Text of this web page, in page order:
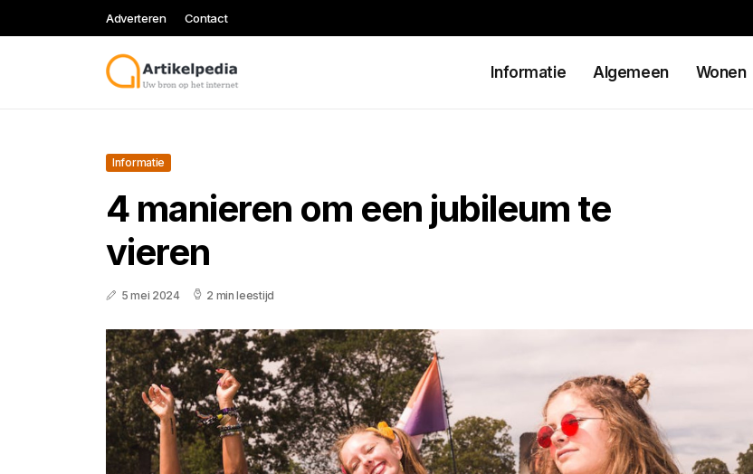
Adverteren Contact
Informatie Algemeen Wonen
Informatie
4 manieren om een jubileum te
vieren
5 mei 2024 2 min leestijd